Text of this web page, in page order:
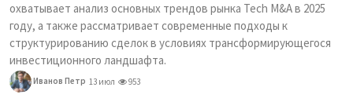
охватывает анализ основных трендов рынка Tech M&A в 2025
году, а также рассматривает современные подходы к
структурированию сделок в условиях трансформирующегося
инвестиционного ландшафта.
Иванов Петр 13 июл 953